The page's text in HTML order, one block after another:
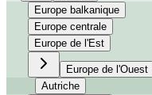
Europe balkanique
Europe centrale
Europe de l'Est
Europe de l'Ouest
Autriche